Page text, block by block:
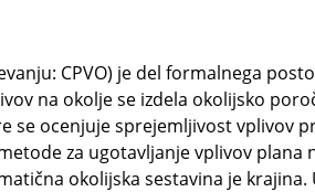
CPVO) je del formalnega
na okolje se izdela okolijsko
se ocenjuje sprejemljivost vplivov
za ugotavljanje vplivov plana
okolijska sestavina je